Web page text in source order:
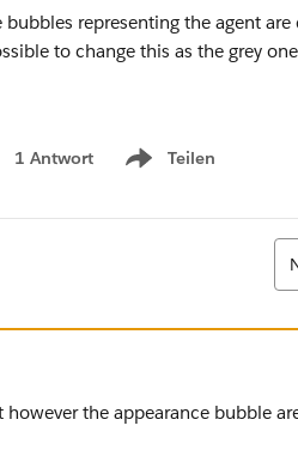
representing the agent
to change this as the grey
1 Antwort Teilen
Show menu
the appearance bubble